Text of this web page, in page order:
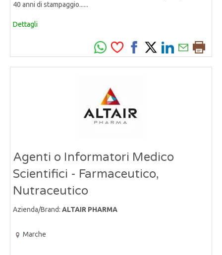
40 anni di stampaggio......
Dettagli
Agenti o Informatori Medico
Scientifici - Farmaceutico,
Nutraceutico
Azienda/Brand: ALTAIR PHARMA
Marche